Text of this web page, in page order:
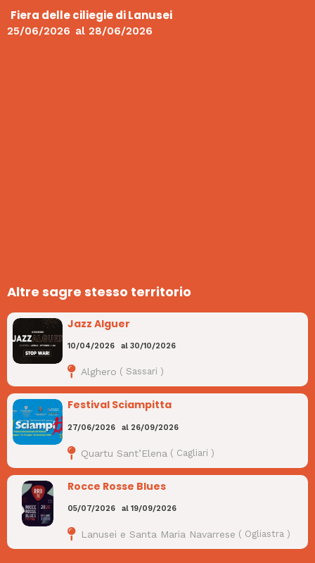
Fiera delle ciliegie di Lanusei
25/06/2026 al 28/06/2026
Altre sagre stesso territorio
Jazz Alguer
10/04/2026 al 30/10/2026
Alghero ( Sassari )
Festival Sciampitta
27/06/2026 al 26/09/2026
Quartu Sant’Elena ( Cagliari )
Rocce Rosse Blues
05/07/2026 al 19/09/2026
Lanusei e Santa Maria Navarrese ( Ogliastra)